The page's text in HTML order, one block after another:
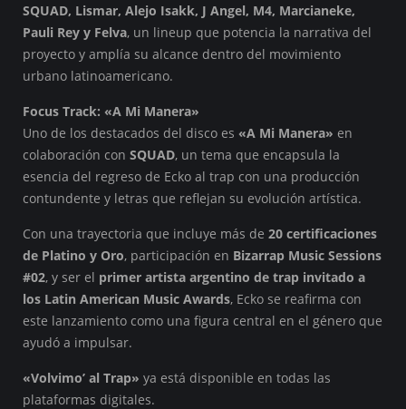
SQUAD, Lismar, Alejo Isakk, J Angel, M4, Marcianeke,
Pauli Rey y Felva, un lineup que potencia la narrativa del
proyecto y amplía su alcance dentro del movimiento
urbano latinoamericano.
Focus Track: «A Mi Manera»
Uno de los destacados del disco es «A Mi Manera» en
colaboración con SQUAD, un tema que encapsula la
esencia del regreso de Ecko al trap con una producción
contundente y letras que reflejan su evolución artística.
Con una trayectoria que incluye más de 20 certificaciones
de Platino y Oro, participación en Bizarrap Music Sessions
#02, y ser el primer artista argentino de trap invitado a
los Latin American Music Awards, Ecko se reafirma con
este lanzamiento como una figura central en el género que
ayudó a impulsar.
«Volvimo’ al Trap» ya está disponible en todas las
plataformas digitales.